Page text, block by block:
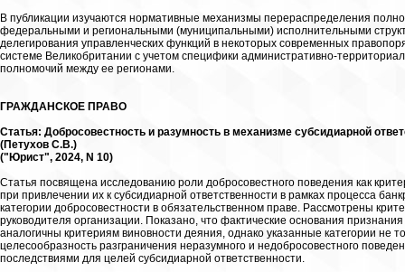
В публикации изучаются нормативные механизмы перераспределения
федеральными и региональными (муниципальными) исполнительными
делегирования управленческих функций в некоторых современных
системе Великобритании с учетом специфики административно-
полномочий между ее регионами.
ГРАЖДАНСКОЕ ПРАВО
Статья: Добросовестность и разумность в механизме субсидиарной
(Петухов С.В.)
("Юрист", 2024, N 10)
Статья посвящена исследованию роли добросовестного поведения как
при привлечении их к субсидиарной ответственности в рамках процесса
категории добросовестности в обязательственном праве. Рассмотрены
руководителя организации. Показано, что фактические основания
аналогичны критериям виновности деяния, однако указанные категории не
целесообразность разграничения неразумного и недобросовестного
последствиями для целей субсидиарной ответственности.